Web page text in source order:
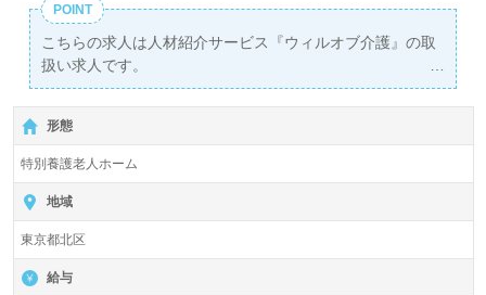
POINT
こちらの求人は人材紹介サービス『ウィルオブ介護』の取
扱い求人です。
詳細に関してお気軽にご相談ください♪
【無料】で皆さんの転職活動をサポートいたします。
形態
特別養護老人ホーム
地域
東京都北区
給与